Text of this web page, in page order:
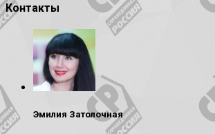
Контакты
Эмилия Затолочная